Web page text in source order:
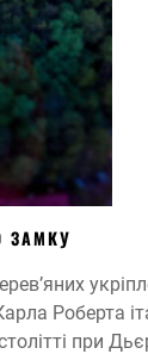
ЗАМКУ
Роберта
при